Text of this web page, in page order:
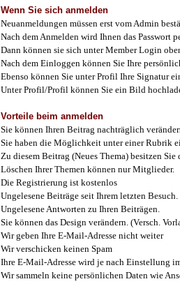
Wenn Sie sich anmelden
Neuanmeldungen müssen erst vom Admin
Nach dem Anmelden wird Ihnen das Passwort
Dann können sie sich unter Member Login
Nach dem Einloggen können Sie Ihre
Ebenso können Sie unter Profil Ihre Signatur
Unter Profil/Profil können Sie ein Bild
Vorteile beim anmelden
Sie können Ihren Beitrag nachträglich
Sie haben die Möglichkeit unter einer Rubrik
Zu diesem Beitrag (Neues Thema) besitzen
Löschen Ihrer Themen können nur Mitglieder.
Die Registrierung ist kostenlos
Ungelesene Beiträge seit Ihrem letzten Besuch.
Ungelesene Antworten zu Ihren Beiträgen.
Sie können das Design verändern. (Versch.
Wir geben Ihre E-Mail-Adresse nicht weiter
Wir verschicken keinen Spam
Ihre E-Mail-Adresse wird je nach Einstellung
Wir sammeln keine persönlichen Daten wie